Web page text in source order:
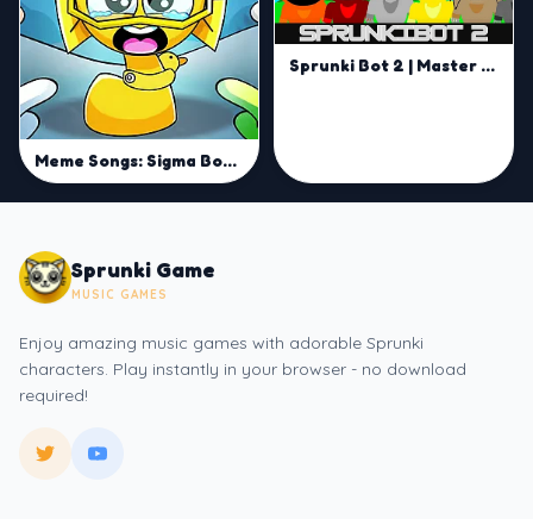
Meme Songs: Sigma Boy, FNAF, Squid, Beast, Sprunki
Sprunki Bot 2 | Master Cyber Beats and Remix Like a Pro
Sprunki Game
MUSIC GAMES
Enjoy amazing music games with adorable Sprunki
characters. Play instantly in your browser - no download
required!